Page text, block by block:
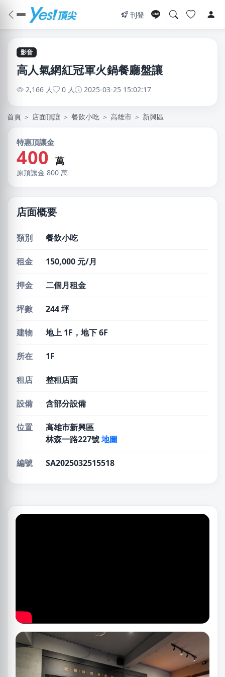
刊登
影音
高人氣網紅冠軍火鍋餐廳盤讓
2,166 人 0 人 2025-03-25 15:02:17
首頁 ＞ 店面頂讓 ＞ 餐飲小吃 ＞ 高雄市 ＞ 新興區
特惠頂讓金
400 萬
原頂讓金 800 萬
店面概要
類別 餐飲小吃
租金 150,000 元/月
押金 二個月租金
坪數 244 坪
建物 地上 1F，地下 6F
所在 1F
租店 整租店面
設備 含部分設備
位置
高雄市新興區
林森一路227號地圖
編號 SA2025032515518